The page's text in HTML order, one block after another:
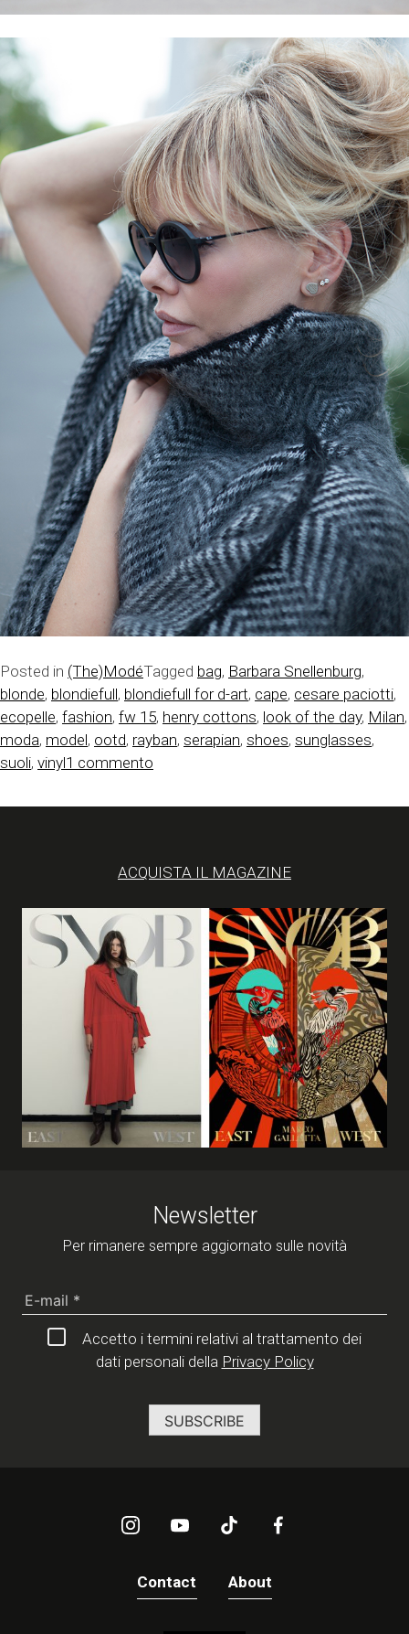
Posted in (The)ModéTagged bag, Barbara Snellenburg,
blonde, blondiefull, blondiefull for d-art, cape, cesare paciotti,
ecopelle, fashion, fw 15, henry cottons, look of the day, Milan,
moda, model, ootd, rayban, serapian, shoes, sunglasses,
suoli, vinyl1 commento
FOR
ACQUISTA IL MAGAZINE
Newsletter
Per rimanere sempre aggiornato sulle novità
Accetto i termini relativi al trattamento dei
dati personali della Privacy Policy
Contact About